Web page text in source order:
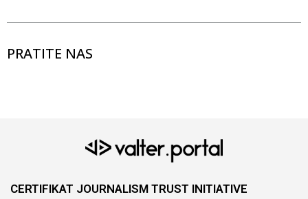
PRATITE NAS
CERTIFIKAT JOURNALISM TRUST INITIATIVE